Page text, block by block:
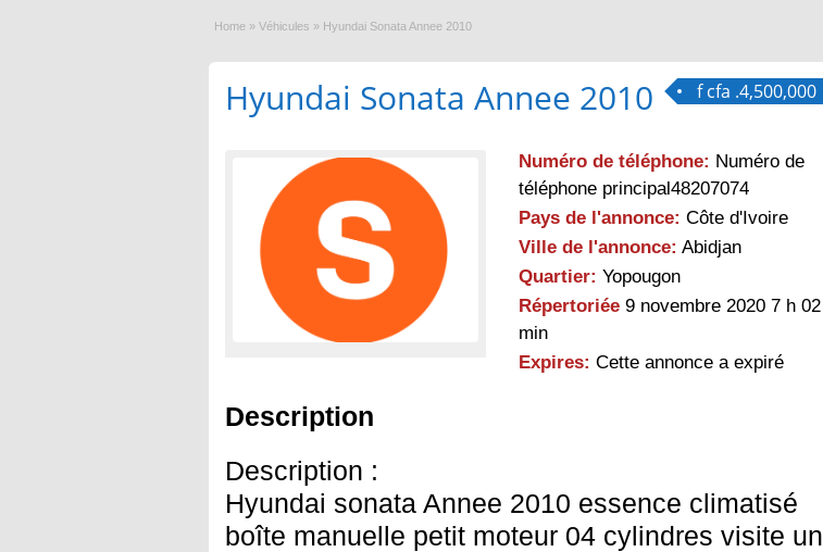
Home » Véhicules » Hyundai Sonata Annee 2010
f cfa .4,500,000
Hyundai Sonata Annee 2010
Numéro de téléphone: Numéro de
téléphone principal48207074
Pays de l'annonce: Côte d'Ivoire
Ville de l'annonce: Abidjan
Quartier: Yopougon
Répertoriée 9 novembre 2020 7 h 02
min
Expires: Cette annonce a expiré
Description
Description :
Hyundai sonata Annee 2010 essence climatisé
boîte manuelle petit moteur 04 cylindres visite un